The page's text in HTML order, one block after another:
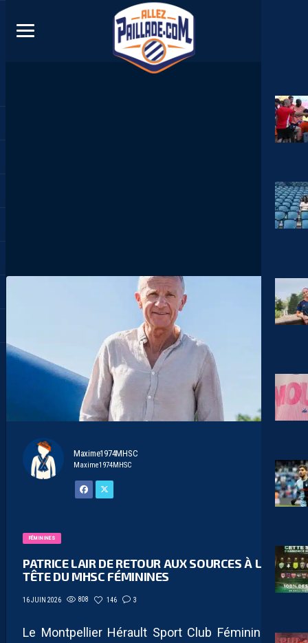
Maxime1974MHSC
Maxime1974MHSC
FÉMININES
PATRICE LAIR DE RETOUR AUX SOURCES À LA
TÊTE DU MHSC FÉMININES
16 JUIN 2026 808 146 3
Le Montpellier Hérault Sport Club Féminines a